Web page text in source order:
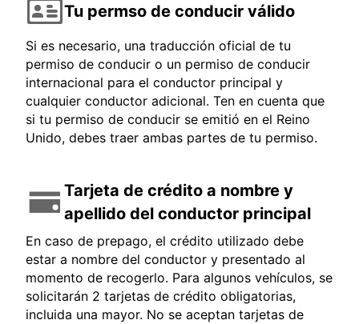
Tu permso de conducir válido
Si es necesario, una traducción oficial de tu
permiso de conducir o un permiso de conducir
internacional para el conductor principal y
cualquier conductor adicional. Ten en cuenta que
si tu permiso de conducir se emitió en el Reino
Unido, debes traer ambas partes de tu permiso.
Tarjeta de crédito a nombre y
apellido del conductor principal
En caso de prepago, el crédito utilizado debe
estar a nombre del conductor y presentado al
momento de recogerlo. Para algunos vehículos, se
solicitarán 2 tarjetas de crédito obligatorias,
incluida una mayor. No se aceptan tarjetas de